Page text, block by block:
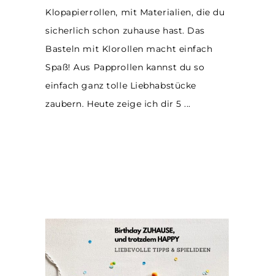
Klopapierrollen, mit Materialien, die du
sicherlich schon zuhause hast. Das
Basteln mit Klorollen macht einfach
Spaß! Aus Papprollen kannst du so
einfach ganz tolle Liebhabstücke
zaubern. Heute zeige ich dir 5